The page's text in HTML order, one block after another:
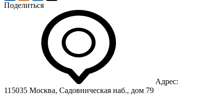
Поделиться
Адрес:
115035 Москва, Садовническая наб., дом 79